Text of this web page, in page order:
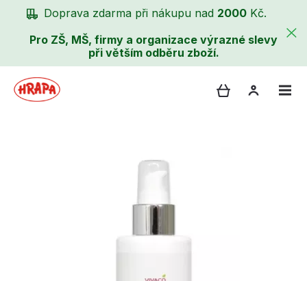
Doprava zdarma při nákupu nad 2000 Kč.
Pro ZŠ, MŠ, firmy a organizace výrazné slevy
při větším odběru zboží.